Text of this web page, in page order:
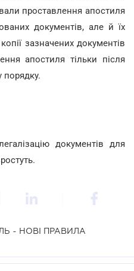
проставлення апостиля
документів, але й їх
зазначених документів
апостиля тільки після
порядку.
документів для
- НОВІ ПРАВИЛА